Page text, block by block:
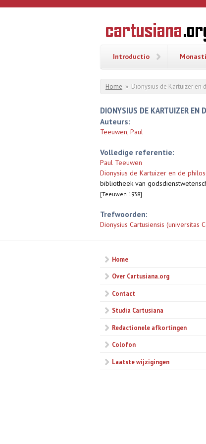
Overslaan en naar de inhoud gaan
Geschiedenis
van de
Introductio
U bent hier
Home » Dionysius de Kartuizer
DIONYSIUS DE KARTUIZER EN
Auteurs:
Teeuwen, Paul
Volledige referentie:
Paul Teeuwen
Dionysius de Kartuizer en de
bibliotheek van
[Teeuwen 1938]
Trefwoorden:
Dionysius Cartusiensis (universitas
Home
Over Cartusiana.org
Contact
Studia Cartusiana
Redactionele afkortingen
Colofon
Laatste wijzigingen